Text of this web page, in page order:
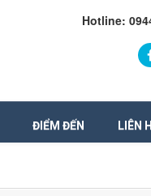
Hotline:
ĐIỂM ĐẾN LIÊN